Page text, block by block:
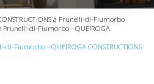
à Prunelli-di-Fiumorbo
di-Fiumorbo - QUEIROGA
Fiumorbo - QUEIROGA CONSTRUCTIONS